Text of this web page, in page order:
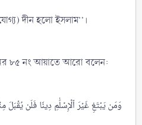
দীন হলো ইসলাম’’।
৮৫ নং আয়াতে আরো বলেন: